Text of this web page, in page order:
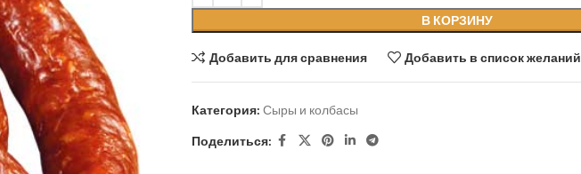
В КОРЗИНУ
Добавить для сравнения Добавить в список желаний
Категория: Сыры и колбасы
Поделиться: